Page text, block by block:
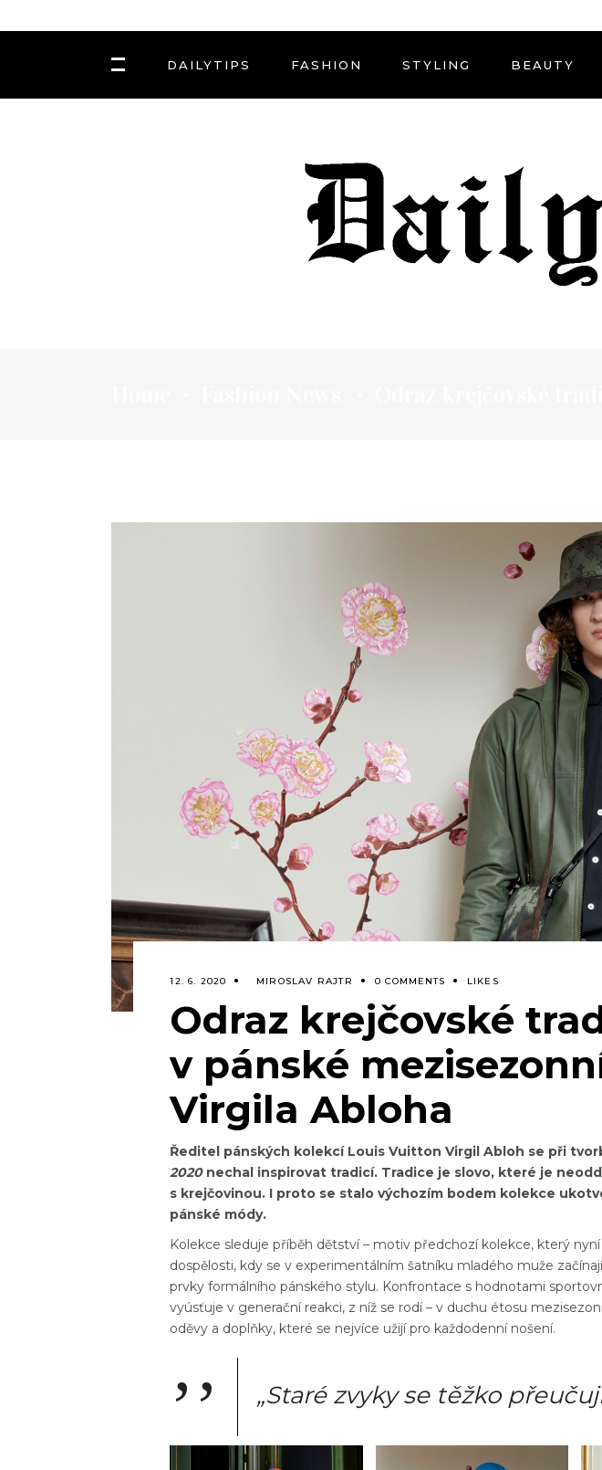
DAILYTIPS FASHION STYLING BEAUTY
12. 6. 2020 MIROSLAV RAJTR 0 COMMENTS LIKES
Odraz krejčovské
v pánské
Virgila Abloha
Ředitel pánských kolekcí Louis Vuitton Virgil Abloh se při
2020 nechal inspirovat tradicí. Tradice je slovo, které je
s krejčovinou. I proto se stalo výchozím bodem kolekce
pánské módy.
Kolekce sleduje příběh dětství – motiv předchozí kolekce, který
dospělosti, kdy se v experimentálním šatníku mladého muže
prvky formálního pánského stylu. Konfrontace s hodnotami
vyúsťuje v generační reakci, z níž se rodí – v duchu étosu
oděvy a doplňky, které se nejvíce užijí pro každodenní nošení.
„Staré zvyky se těžko